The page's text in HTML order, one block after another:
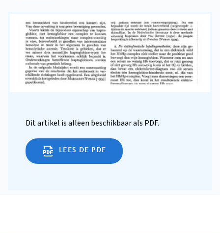
Dit artikel is alleen beschikbaar als PDF.
LEES DE PDF